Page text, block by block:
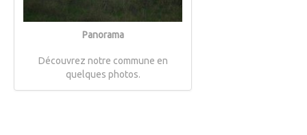
Panorama
Découvrez notre commune en
quelques photos.